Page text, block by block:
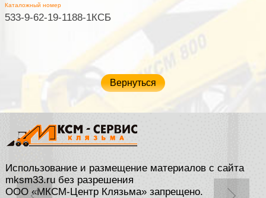
Каталожный номер
533-9-62-19-1188-1КСБ
Вернуться
Использование и размещение материалов с сайта
mksm33.ru без разрешения
ООО «МКСМ-Центр Клязьма» запрещено.